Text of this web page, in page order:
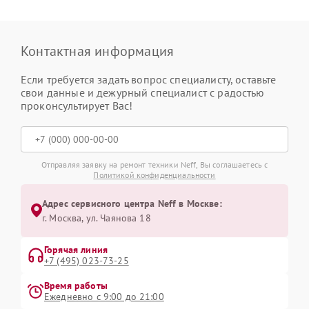
Контактная информация
Если требуется задать вопрос специалисту, оставьте
свои данные и дежурный специалист с радостью
проконсультирует Вас!
Отправляя заявку на ремонт техники Neff, Вы соглашаетесь с
Политикой конфиденциальности
Адрес сервисного центра Neff в Москве:
г. Москва, ул. Чаянова 18
Горячая линия
+7 (495) 023-73-25
Время работы
Ежедневно с 9:00 до 21:00